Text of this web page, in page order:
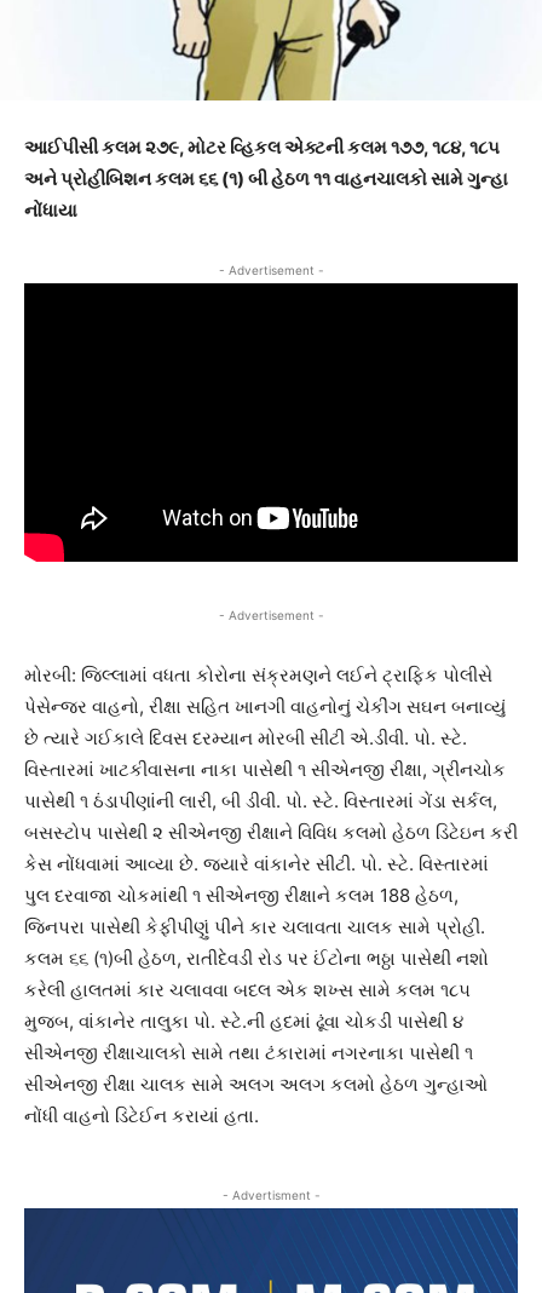
આઈપીસી કલમ ૨૭૯, મોટર વ્હિકલ એક્ટની કલમ ૧૭૭, ૧૮૪, ૧૮૫
અને પ્રોહીબિશન કલમ ૬૬ (૧) બી હેઠળ ૧૧ વાહનચાલકો સામે ગુન્હા
નોંધાયા
- Advertisement -
- Advertisement -
મોરબી: જિલ્લામાં વધતા કોરોના સંક્રમણને લઈને ટ્રાફિક પોલીસે
પેસેન્જર વાહનો, રીક્ષા સહિત ખાનગી વાહનોનું ચેકીંગ સઘન બનાવ્યું
છે ત્યારે ગઈકાલે દિવસ દરમ્યાન મોરબી સીટી એ.ડીવી. પો. સ્ટે.
વિસ્તારમાં ખાટકીવાસના નાકા પાસેથી ૧ સીએનજી રીક્ષા, ગ્રીનચોક
પાસેથી ૧ ઠંડાપીણાંની લારી, બી ડીવી. પો. સ્ટે. વિસ્તારમાં ગેંડા સર્કલ,
બસસ્ટોપ પાસેથી ૨ સીએનજી રીક્ષાને વિવિધ કલમો હેઠળ ડિટેઇન કરી
કેસ નોંધવામાં આવ્યા છે. જ્યારે વાંકાનેર સીટી. પો. સ્ટે. વિસ્તારમાં
પુલ દરવાજા ચોકમાંથી ૧ સીએનજી રીક્ષાને કલમ 188 હેઠળ,
જિનપરા પાસેથી કેફીપીણું પીને કાર ચલાવતા ચાલક સામે પ્રોહી.
કલમ ૬૬ (૧)બી હેઠળ, રાતીદેવડી રોડ પર ઈંટોના ભઠ્ઠા પાસેથી નશો
કરેલી હાલતમાં કાર ચલાવવા બદલ એક શખ્સ સામે કલમ ૧૮૫
મુજબ, વાંકાનેર તાલુકા પો. સ્ટે.ની હદમાં ઢૂંવા ચોકડી પાસેથી ૪
સીએનજી રીક્ષાચાલકો સામે તથા ટંકારામાં નગરનાકા પાસેથી ૧
સીએનજી રીક્ષા ચાલક સામે અલગ અલગ કલમો હેઠળ ગુન્હાઓ
નોંધી વાહનો ડિટેઈન કરાયાં હતા.
- Advertisment -